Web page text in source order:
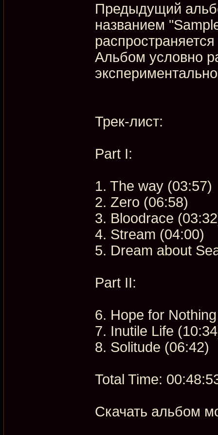
Предыдущий
названием
Альбом условно
Трек-лист:
Part I:
1. The way (03:57)
2. Zero (06:58)
3. Bloodrace
4. Stream (04:00)
5. Dream about
Part II:
6. Hope for
7. Inutile Life
8. Solitude (06:42)
Total Time:
Скачать альбом